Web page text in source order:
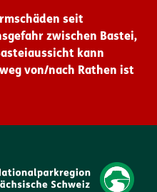
seit
zwischen Bastei,
kann
von/nach Rathen ist